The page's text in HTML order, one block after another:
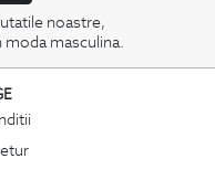
noastre,
masculina.